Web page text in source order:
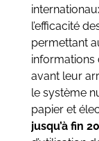
l’efficacité
permettant
informations
avant leur
le système
papier et
jusqu’à fin